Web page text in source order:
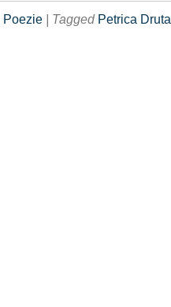
Poezie | Tagged Petrica Druta